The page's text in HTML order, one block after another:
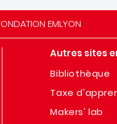
EMLYON
Autres sites
Bibliothèque
Taxe
Makers' lab